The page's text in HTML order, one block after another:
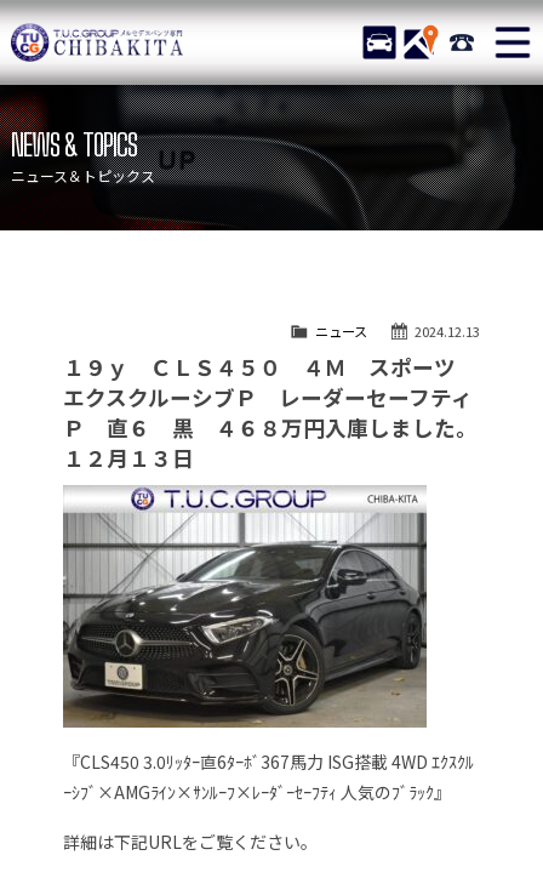
TUCグループ メルセデスベ
STOCK ACCESS 043-
ニュース
在庫リスト
目玉車両一覧
保証＆サービス
アクセスマップ
自動車保険
TUCとは？
リクルート
納車blog
スタッフblog
会社概要
NEWS & TOPICS
ニュース＆トピックス
2024.12.13
ニュース
１９ｙ ＣＬＳ４５０ ４Ｍ スポーツ
エクスクルーシブＰ レーダーセーフティ
Ｐ 直６ 黒 ４６８万円入庫しました。
１２月１３日
『CLS450 3.0ﾘｯﾀｰ直6ﾀｰﾎﾞ367馬力 ISG搭載 4WD ｴｸｽｸﾙ
ｰｼﾌﾞ×AMGﾗｲﾝ×ｻﾝﾙｰﾌ×ﾚｰﾀﾞｰｾｰﾌﾃｨ 人気のﾌﾞﾗｯｸ』
詳細は下記URLをご覧ください。